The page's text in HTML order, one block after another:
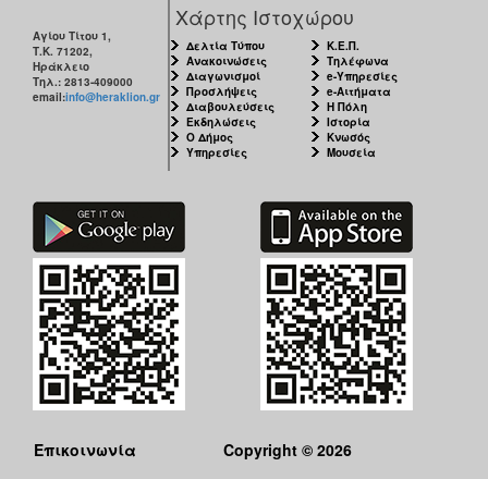
Αγίου Τίτου 1,
Τ.Κ. 71202,
Ηράκλειο
Τηλ.: 2813-409000
email:info@heraklion.gr
Χάρτης Ιστοχώρου
Δελτία Τύπου
Ανακοινώσεις
Διαγωνισμοί
Προσλήψεις
Διαβουλεύσεις
Εκδηλώσεις
Ο Δήμος
Υπηρεσίες
Κ.Ε.Π.
Τηλέφωνα
e-Υπηρεσίες
e-Αιτήματα
Η Πόλη
Ιστορία
Κνωσός
Μουσεία
Επικοινωνία Copyright © 2026